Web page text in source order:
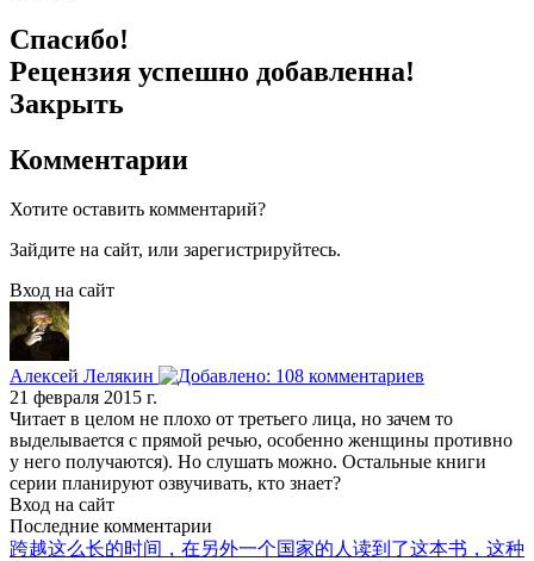
Спасибо!
Рецензия успешно добавленна!
Закрыть
Комментарии
Хотите оставить комментарий?
Зайдите на сайт, или зарегистрируйтесь.
Вход на сайт
Алексей Лелякин
21 февраля 2015 г.
Читает в целом не плохо от третьего лица, но зачем то
выделывается с прямой речью, особенно женщины противно
у него получаются). Но слушать можно. Остальные книги
серии планируют озвучивать, кто знает?
Вход на сайт
Последние комментарии
跨越这么长的时间，在另外一个国家的人读到了这本书，这种